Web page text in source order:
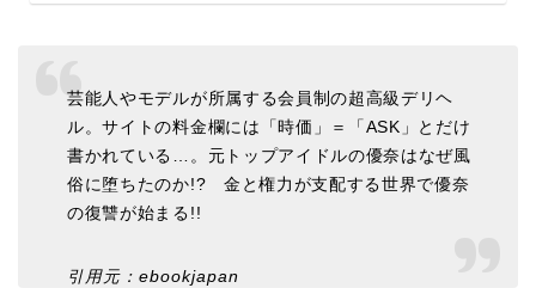
芸能人やモデルが所属する会員制の超高級デリヘ
ル。サイトの料金欄には「時価」＝「ASK」とだけ
書かれている…。元トップアイドルの優奈はなぜ風
俗に堕ちたのか!? 金と権力が支配する世界で優奈
の復讐が始まる!!
引用元：ebookjapan